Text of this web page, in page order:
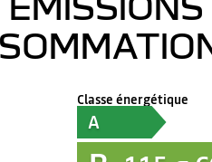
Classe énergétique
A